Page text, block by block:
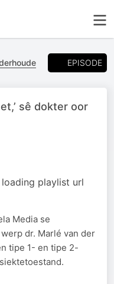
EPISODE
sê dokter oor
playlist url
Media se
dr. Marlé van der
tipe 1- en tipe 2-